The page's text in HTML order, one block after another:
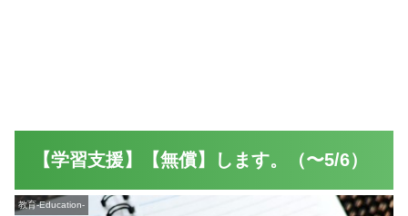
【学習支援】【無償】します。（〜5/6）
教育-Education-